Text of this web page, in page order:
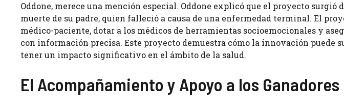
Oddone, merece una mención especial. Oddone explicó que el proyecto surgió
muerte de su padre, quien falleció a causa de una enfermedad terminal. El
médico-paciente, dotar a los médicos de herramientas socioemocionales y
con información precisa. Este proyecto demuestra cómo la innovación puede
tener un impacto significativo en el ámbito de la salud.
El Acompañamiento y Apoyo a los Ganadores